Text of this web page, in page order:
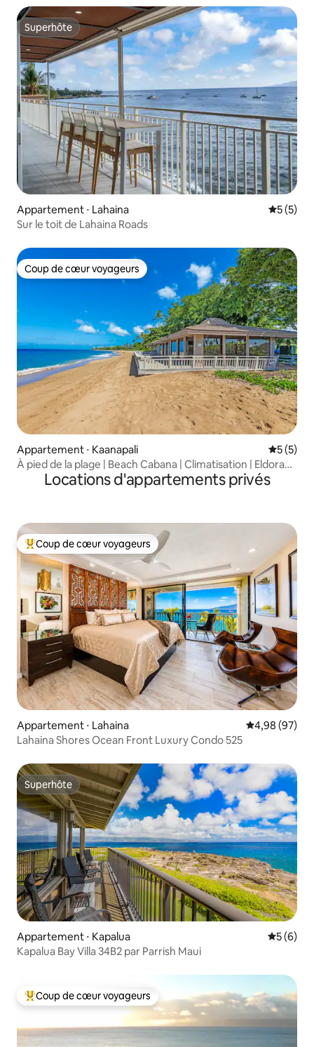
Superhôte
Superhôte
Appartement ⋅ Lahaina
5 (5)
Sur le toit de Lahaina Roads
Coup de cœur voyageurs
Coup de cœur voyageurs
Appartement ⋅ Kaanapali
5 (5)
À pied de la plage | Beach Cabana | Climatisation | Eldorado
Locations d'appartements privés
Coups de cœur voyageurs les plus appréciés
Coup de cœur voyageurs
Appartement ⋅ Lahaina Évaluation
4,98 (97)
Lahaina Shores Ocean Front Luxury Condo 525
Superhôte
Superhôte
Appartement ⋅ Kapalua
5 (6)
Kapalua Bay Villa 34B2 par Parrish Maui
Coups de cœur voyageurs les plus appréciés
Coup de cœur voyageurs